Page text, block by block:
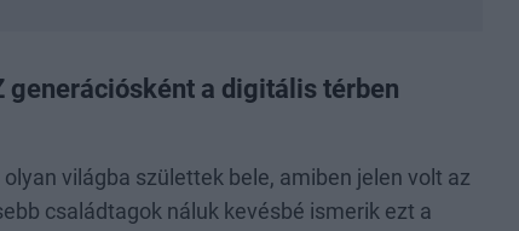
generációsként a digitális térben
világba születtek bele, amiben jelen volt az
családtagok náluk kevésbé ismerik ezt a